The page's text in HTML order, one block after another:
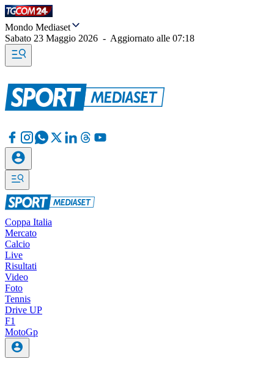
Mondo Mediaset
Sabato 23 Maggio 2026 - Aggiornato alle 07:18
Coppa Italia
Mercato
Calcio
Live
Risultati
Video
Foto
Tennis
Drive UP
F1
MotoGp